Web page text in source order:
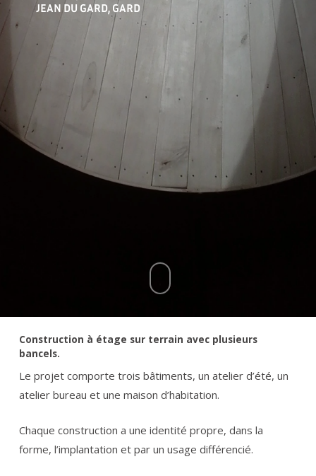
JEAN DU GARD, GARD
Construction à étage sur terrain avec plusieurs
bancels.
Le projet comporte trois bâtiments, un atelier d’été, un
atelier bureau et une maison d’habitation.
Chaque construction a une identité propre, dans la
forme, l’implantation et par un usage différencié.